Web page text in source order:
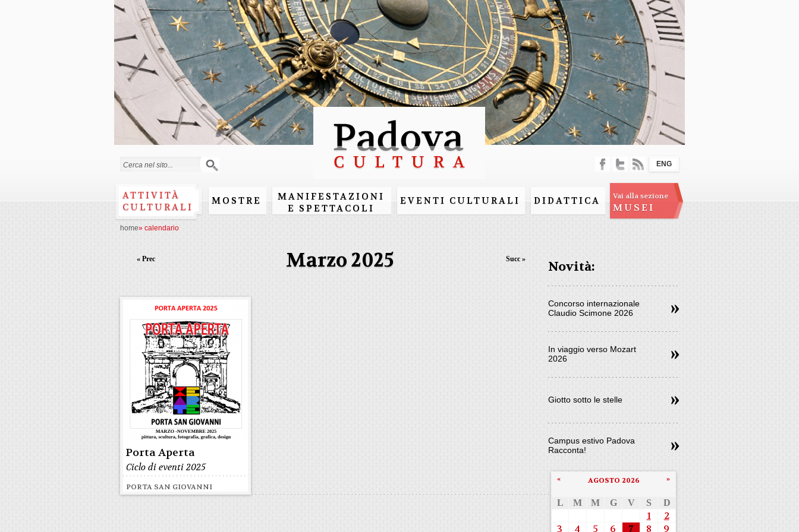
Salta al
contenuto
principale
Form di ricerca
ATTIVITÀ
CULTURALI
MOSTRE
MANIFESTAZIONI
E SPETTACOLI
EVENTI CULTURALI DIDATTICA Vai alla sezione
MUSEI
ENG
home» calendario
Marzo 2025
« Prec Succ »
Porta Aperta
Ciclo di eventi 2025
PORTA SAN GIOVANNI
Novità:
Concorso internazionale
Claudio Scimone 2026
In viaggio verso Mozart
2026
Giotto sotto le stelle
Campus estivo Padova
Racconta!
AGOSTO 2026
« »
L M M G V S D
1
2
3
4 5 6 7 8 9